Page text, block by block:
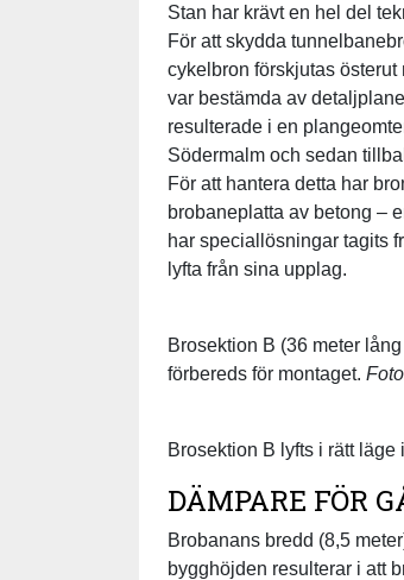
Stan har krävt en hel del
För att skydda
cykelbron förskjutas
var bestämda av
resulterade i en
Södermalm och sedan
För att hantera detta har
brobaneplatta av betong –
har speciallösningar tagits
lyfta från sina upplag.
Brosektion B (36 meter
förbereds för montaget.
Brosektion B lyfts i rätt läge
DÄMPARE FÖR
Brobanans bredd (8,5
bygghöjden resulterar i att